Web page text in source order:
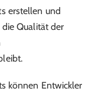
erstellen und
die Qualität der
können Entwickler